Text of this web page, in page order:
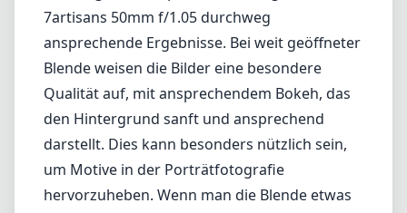
guten Ergebnissen ab f/2, was das Objektiv
vielseitig für verschiedene
Aufnahmebedingungen macht. Allerdings
können chromatische Aberrationen in
hochkontrastierenden Szenen auffällig sein,
insbesondere bei offener Blende. Diese sind
jedoch in der Nachbearbeitung gut
handhabbar.